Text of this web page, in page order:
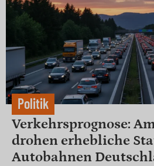
Politik
Verkehrsprognose:
drohen erhebliche
Autobahnen